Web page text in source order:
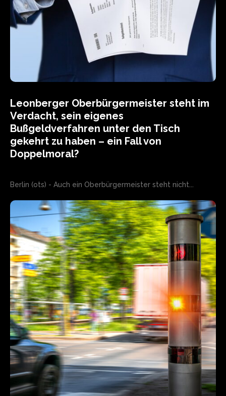
Leonberger Oberbürgermeister steht im
Verdacht, sein eigenes
Bußgeldverfahren unter den Tisch
gekehrt zu haben – ein Fall von
Doppelmoral?
Berlin (ots) - Auch ein Oberbürgermeister steht nicht...